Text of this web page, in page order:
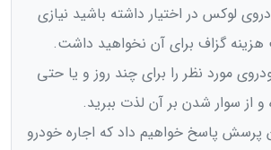
لوکس در اختیار داشته باشید نیازی
گزاف برای آن نخواهید داشت.
مورد نظر را برای چند روز و یا حتی
و از سوار شدن بر آن لذت ببرید.
پرسش پاسخ خواهیم داد که اجاره خودرو